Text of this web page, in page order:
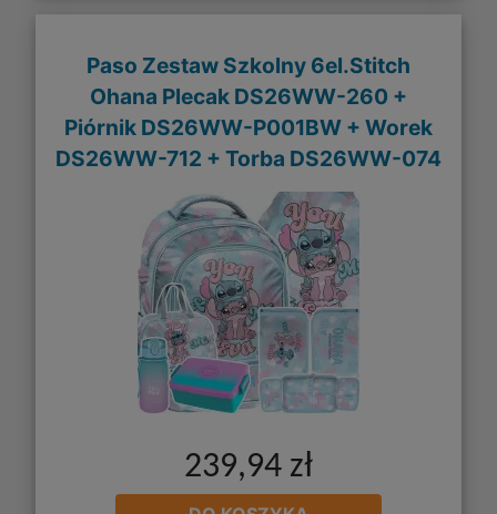
Paso Zestaw Szkolny 6el.Stitch
Ohana Plecak DS26WW-260 +
Piórnik DS26WW-P001BW + Worek
DS26WW-712 + Torba DS26WW-074
239,94 zł